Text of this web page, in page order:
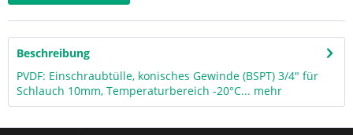
Beschreibung
PVDF: Einschraubtülle, konisches Gewinde (BSPT) 3/4" für
Schlauch 10mm, Temperaturbereich -20°C... mehr